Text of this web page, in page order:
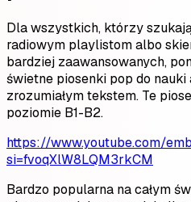
Dla wszystkich, którzy
radiowym playlistom albo
bardziej zaawansowanych,
świetne piosenki pop do
zrozumiałym tekstem. Te
poziomie B1-B2.
https://www.youtube.com/
si=fvoqXlW8LQM3rkCM
Bardzo popularna na całym